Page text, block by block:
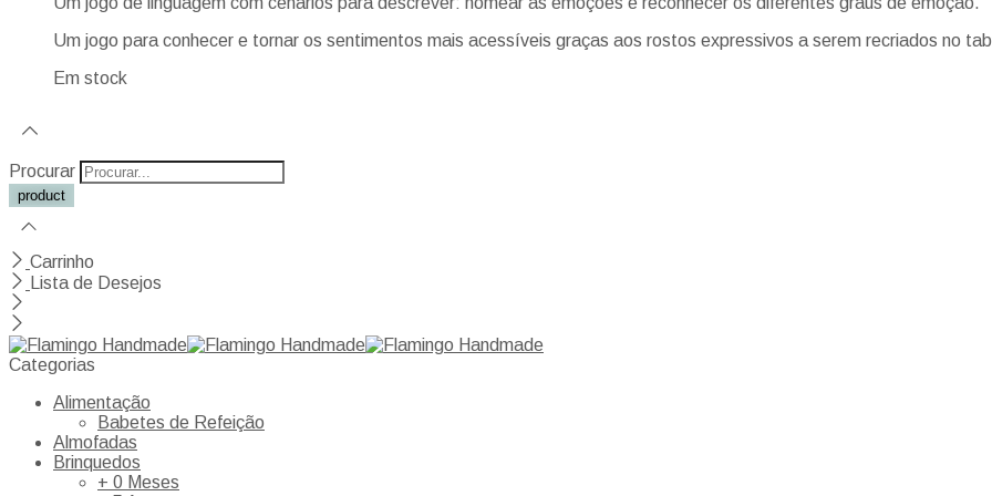
Um jogo para conhecer e tornar os sentimentos mais acessíveis graças aos rostos expressivos a serem recriados no
Em stock
Procurar
Carrinho
Lista de Desejos
Categorias
Alimentação
Babetes de Refeição
Almofadas
Brinquedos
+ 0 Meses